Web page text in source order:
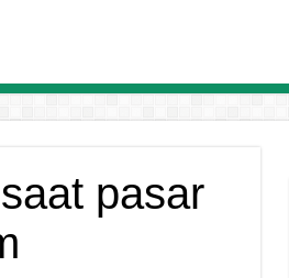
pasar